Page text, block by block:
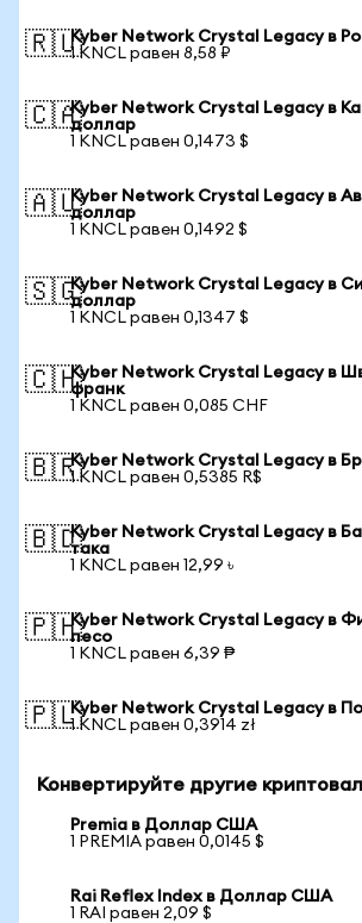
🇷🇺Kyber Network Crystal Legacy в
1 KNCL равен 8,58 ₽
🇨🇦Kyber Network Crystal Legacy в
доллар
1 KNCL равен 0,1473 $
🇦🇺Kyber Network Crystal Legacy в
доллар
1 KNCL равен 0,1492 $
🇸🇬Kyber Network Crystal Legacy в
доллар
1 KNCL равен 0,1347 $
🇨🇭Kyber Network Crystal Legacy в
франк
1 KNCL равен 0,085 CHF
🇧🇷Kyber Network Crystal Legacy в
1 KNCL равен 0,5385 R$
🇧🇩Kyber Network Crystal Legacy в
така
1 KNCL равен 12,99 ৳
🇵🇭Kyber Network Crystal Legacy в
песо
1 KNCL равен 6,39 ₱
🇵🇱Kyber Network Crystal Legacy в
1 KNCL равен 0,3914 zł
Конвертируйте другие
Premia в Доллар США
1 PREMIA равен 0,0145 $
Rai Reflex Index в Доллар США
1 RAI равен 2,09 $